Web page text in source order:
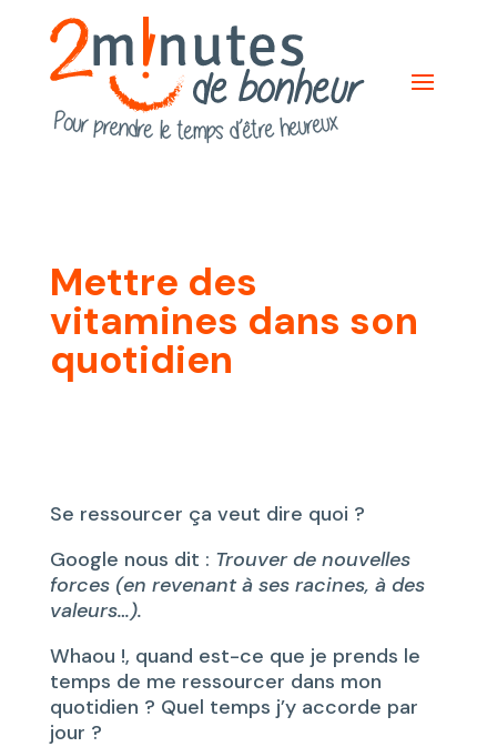
Mettre des
vitamines dans son
quotidien
Se ressourcer ça veut dire quoi ?
Google nous dit : Trouver de nouvelles
forces (en revenant à ses racines, à des
valeurs…).
Whaou !, quand est-ce que je prends le
temps de me ressourcer dans mon
quotidien ? Quel temps j’y accorde par
jour ?